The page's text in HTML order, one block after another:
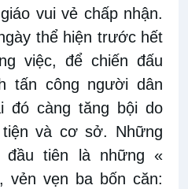
vui vẻ chấp nhận.
thể hiện trước hết
việc, để chiến đấu
tấn công người dân
đó càng tăng bội do
và cơ sở. Những
đầu tiên là những «
vẻn vẹn ba bốn căn: